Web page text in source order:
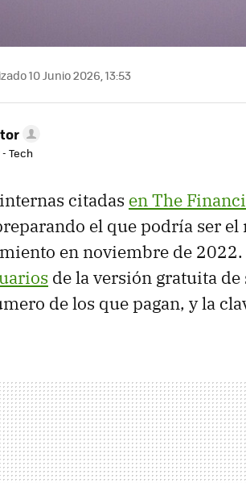
10 Junio 2026, 13:53
Tech
citadas en The
el que podría ser
en noviembre de
de la versión gratuita
de los que pagan, y la